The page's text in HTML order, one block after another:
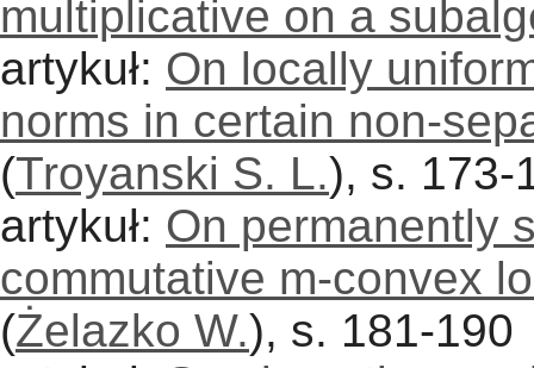
multiplicative on a
artykuł: On locally
norms in certain non-
(Troyanski S. L.), s. 173-
artykuł: On permanently
commutative m-convex
(Żelazko W.), s. 181-190